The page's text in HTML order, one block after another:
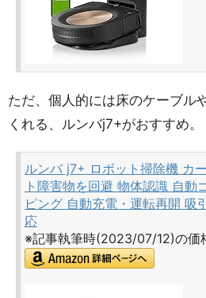
ただ、個人的には床のケーブル
くれる、ルンバj7+がおすすめ。
ルンバ j7+ ロボット掃除機 カ
ト障害物を回避 物体認識 自動
ピング 自動充電・運転再開
応
※記事執筆時(2023/07/12)の価